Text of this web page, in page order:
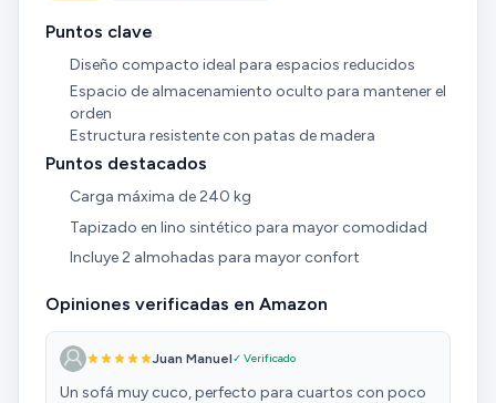
Puntos clave
Diseño compacto ideal para espacios reducidos
Espacio de almacenamiento oculto para mantener el
orden
Estructura resistente con patas de madera
Puntos destacados
Carga máxima de 240 kg
Tapizado en lino sintético para mayor comodidad
Incluye 2 almohadas para mayor confort
Opiniones verificadas en Amazon
Juan Manuel✓ Verificado
Un sofá muy cuco, perfecto para cuartos con poco